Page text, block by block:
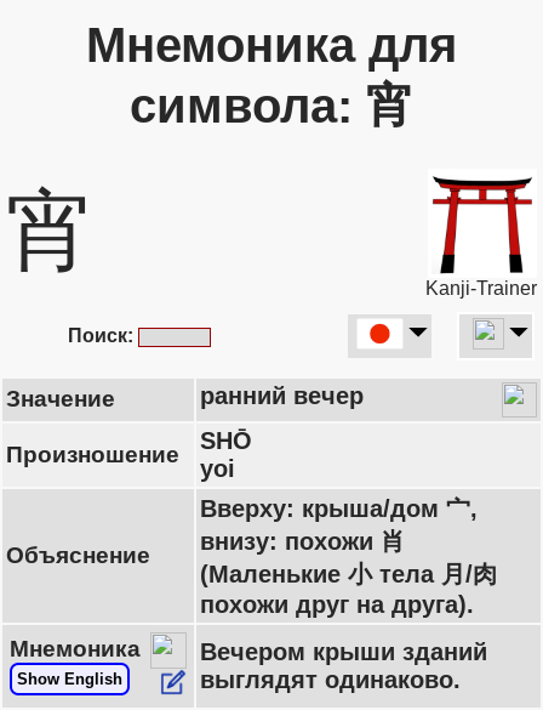
Мнемоника для
символа: 宵
宵
Kanji-Trainer
Поиск:
Значение ранний вечер
Произношение
SHŌ
yoi
Объяснение
Вверху: крыша/дом 宀,
внизу: похожи 肖
(Маленькие 小 тела 月/肉
похожи друг на друга).
Мнемоника
Show English
Вечером крыши зданий
выглядят одинаково.